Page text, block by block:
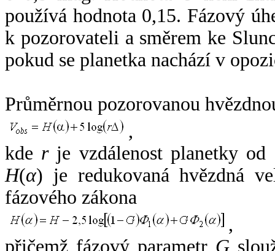
používá hodnota 0,15. Fázový
k pozorovateli a směrem ke
pokud se planetka nachází v
Průměrnou pozorovanou
,
kde rje vzdálenost planetky od
H(α) je redukovaná hvězdná
fázového zákona
,
přičemž fázový parametr G